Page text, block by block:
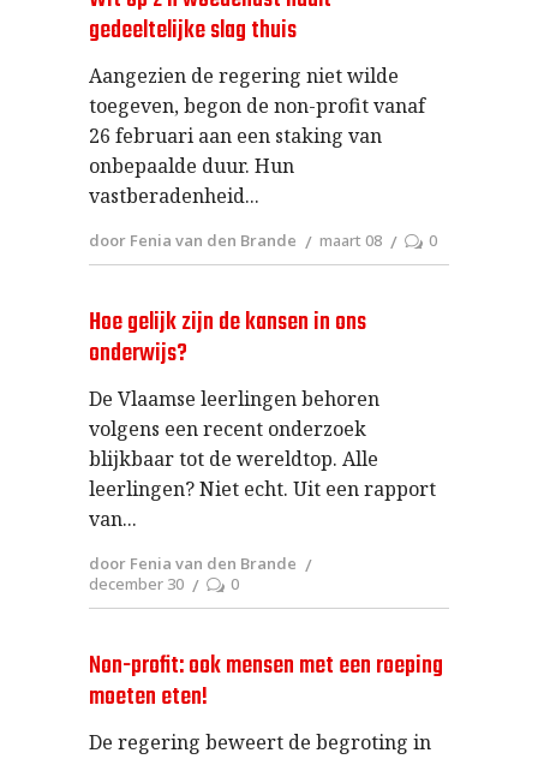
gedeeltelijke slag thuis
Aangezien de regering niet wilde
toegeven, begon de non-profit vanaf
26 februari aan een staking van
onbepaalde duur. Hun
vastberadenheid
door Fenia van den Brande maart 08 0
Hoe gelijk zijn de kansen in ons
onderwijs?
De Vlaamse leerlingen behoren
volgens een recent onderzoek
blijkbaar tot de wereldtop. Alle
leerlingen? Niet echt. Uit een rapport
van
door Fenia van den Brande
december 30
0
Non-profit: ook mensen met een roeping
moeten eten!
De regering beweert de begroting in